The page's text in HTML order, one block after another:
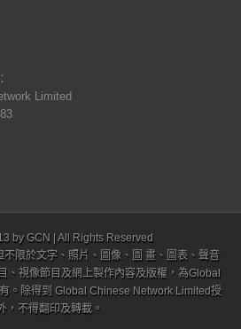
Limited
by GCN | All Rights Reserved
限於文字、照片、圖像、圖 畫、圖表、聲音
、視像節目及網上製作內容及版權，為Global
。除得到 Global Chinese Network Limited授
，不得翻印及轉載。